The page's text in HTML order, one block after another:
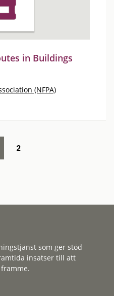
in Buildings
(NFPA)
2
som ger stöd
insatser till att